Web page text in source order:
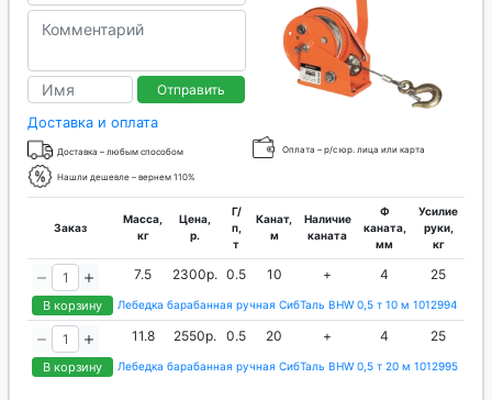
Отправить
Доставка и оплата
Доставка – любым способом Оплата – р/с юр. лица или карта
Нашли дешевле – вернем 110%
Заказ
Масса,
кг
Цена,
р.
Г/
п,
т
Канат,
м
Наличие
каната
Ф
каната,
мм
Усилие
руки,
кг
В корзину
7.5 2300р. 0.5 10 + 4 25
Лебедка барабанная ручная СибТаль BHW 0,5 т 10 м 1012994
В корзину
11.8 2550р. 0.5 20 + 4 25
Лебедка барабанная ручная СибТаль BHW 0,5 т 20 м 1012995